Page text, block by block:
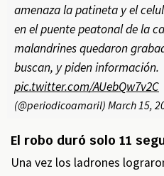
amenaza la patineta y el
en el puente peatonal de la
malandrines quedaron
buscan, y piden información.
pic.twitter.com/AUebQw7v2C
(@periodicoamaril) March 15,
El robo duró solo 11
Una vez los ladrones